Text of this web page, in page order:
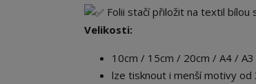
Folii stačí přiložit na textil bílou
Velikosti:
10cm / 15cm / 20cm / A4 / A3
lze tisknout i menší motivy od